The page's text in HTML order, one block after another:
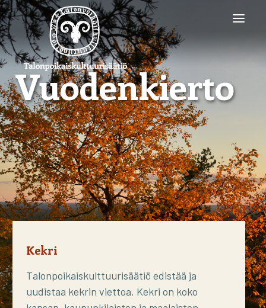
SÄÄTIÖ
PALKINNOT
TUOTTEET
TEEMAT
BLOGI
YHTEYSTIEDOT
Vuodenkierto
Kekri
Talonpoikaiskulttuurisäätiö edistää ja
uudistaa kekrin viettoa. Kekri on koko